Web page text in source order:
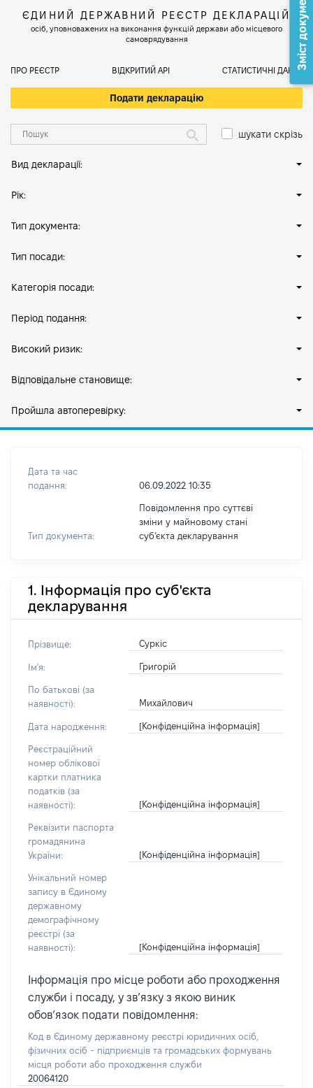
ЄДИНИЙ ДЕРЖАВНИЙ РЕЄСТР ДЕКЛАРАЦІЙ
осіб, уповноважених на виконання функцій держави або місцевого
самоврядування
ПРО РЕЄСТР ВІДКРИТИЙ АРІ СТАТИСТИЧНІ ДАНІ
Подати декларацію
шукати скрізь
Вид декларації:
Рік:
Тип документа:
Тип посади:
Категорія посади:
Період подання:
Високий ризик:
Відповідальне становище:
Пройшла автоперевірку:
Дата та час
подання:
06.09.2022 10:35
Тип документа:
Повідомлення про суттєві
зміни у майновому стані
субʼєкта декларування
1. Інформація про суб'єкта
декларування
Прізвище: Суркіс
Ім'я: Григорій
По батькові (за
наявності):
Михайлович
Дата народження: [Конфіденційна інформація]
Реєстраційний
номер облікової
картки платника
податків (за
наявності):
[Конфіденційна інформація]
Реквізити паспорта
громадянина
України:
[Конфіденційна інформація]
Унікальний номер
запису в Єдиному
державному
демографічному
реєстрі (за
наявності):
[Конфіденційна інформація]
Інформація про місце роботи або проходження
служби і посаду, у зв’язку з якою виник
обов’язок подати повідомлення:
Код в Єдиному державному реєстрі юридичних осіб,
фізичних осіб - підприємців та громадських формувань
місця роботи або проходження служби
20064120
Зміст документа